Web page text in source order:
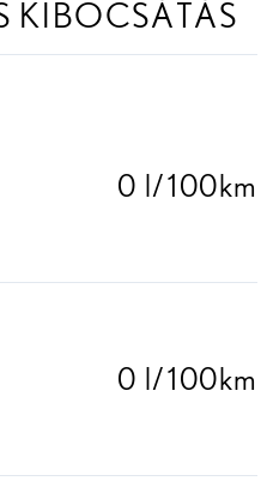
KIBOCSÁTÁS
0 l/100km
0 l/100km